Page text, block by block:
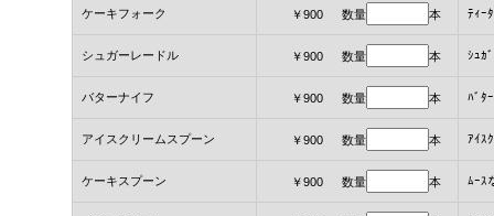
ケーキフォーク ￥900 数量 本 ﾃｨｰ
シュガーレードル ￥900 数量 本 ｼｭｶ
バターナイフ ￥900 数量 本 ﾊﾞﾀ
アイスクリームスプーン ￥900 数量 本 ｱｲｽ
ケーキスプーン ￥900 数量 本 ﾑｰｽ